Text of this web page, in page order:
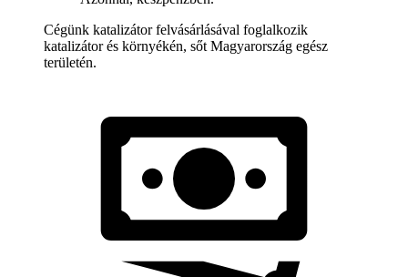
Cégünk katalizátor felvásárlásával foglalkozik
katalizátor és környékén, sőt Magyarország egész
területén.